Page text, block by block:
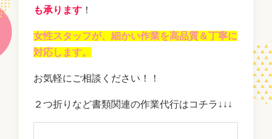
も承ります ！
女性スタッフが、細かい作業を高品質＆丁寧に
対応します。
お気軽にご相談ください！！
２つ折りなど書類関連の作業代行はコチラ↓↓↓